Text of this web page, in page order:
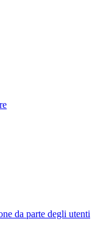
da parte degli utenti